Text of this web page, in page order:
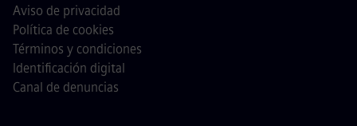
Aviso de privacidad
Política de cookies
Términos y condiciones
Identificación digital
Canal de denuncias